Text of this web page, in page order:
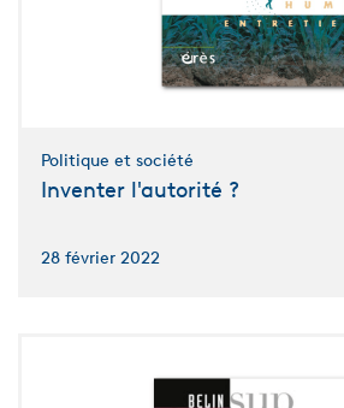
Politique et société
Inventer l'autorité ?
28 février 2022